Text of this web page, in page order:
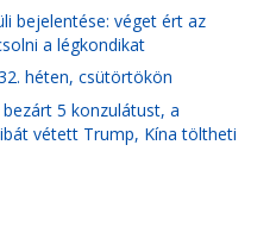
bejelentése: véget ért az
a légkondikat
héten, csütörtökön
5 konzulátust, a
vétett Trump, Kína töltheti